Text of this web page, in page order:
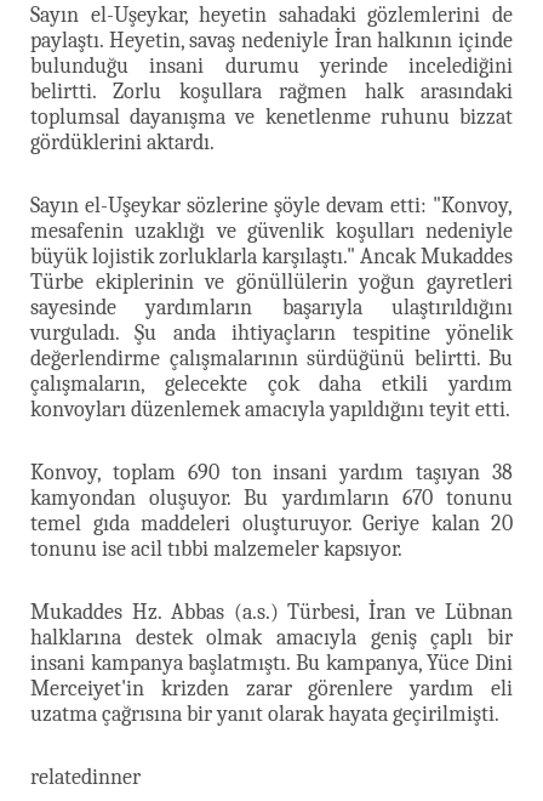
Sayın el-Uşeykar, heyetin sahadaki gözlemlerini de
paylaştı. Heyetin, savaş nedeniyle İran halkının içinde
bulunduğu insani durumu yerinde incelediğini
belirtti. Zorlu koşullara rağmen halk arasındaki
toplumsal dayanışma ve kenetlenme ruhunu bizzat
gördüklerini aktardı.
Sayın el-Uşeykar sözlerine şöyle devam etti: "Konvoy,
mesafenin uzaklığı ve güvenlik koşulları nedeniyle
büyük lojistik zorluklarla karşılaştı." Ancak Mukaddes
Türbe ekiplerinin ve gönüllülerin yoğun gayretleri
sayesinde yardımların başarıyla ulaştırıldığını
vurguladı. Şu anda ihtiyaçların tespitine yönelik
değerlendirme çalışmalarının sürdüğünü belirtti. Bu
çalışmaların, gelecekte çok daha etkili yardım
konvoyları düzenlemek amacıyla yapıldığını teyit etti.
Konvoy, toplam 690 ton insani yardım taşıyan 38
kamyondan oluşuyor. Bu yardımların 670 tonunu
temel gıda maddeleri oluşturuyor. Geriye kalan 20
tonunu ise acil tıbbi malzemeler kapsıyor.
Mukaddes Hz. Abbas (a.s.) Türbesi, İran ve Lübnan
halklarına destek olmak amacıyla geniş çaplı bir
insani kampanya başlatmıştı. Bu kampanya, Yüce Dini
Merceiyet'in krizden zarar görenlere yardım eli
uzatma çağrısına bir yanıt olarak hayata geçirilmişti.
relatedinner